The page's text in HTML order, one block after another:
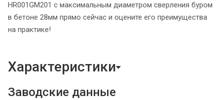
HR001GM201 с максимальным диаметром сверления буром
в бетоне 28мм прямо сейчас и оцените его преимущества
на практике!
Характеристики
Заводские данные